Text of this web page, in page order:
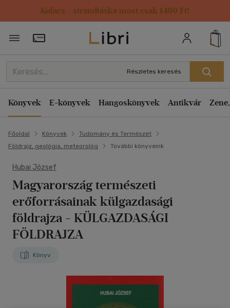
Kulacs / strandtáska most csak 1499 Ft!
Törzsvásárlói Kártya adatai
Részletes keresés
Könyvek E-könyvek Hangoskönyvek Antikvár
Főoldal Könyvek
Tudomány és Természet
Földrajz, geológia, meteorológ
További könyveink
Hubai József
Magyarország természeti
erőforrásainak külgazdasági
földrajza - KÜLGAZDASÁGI
FÖLDRAJZA
Könyv